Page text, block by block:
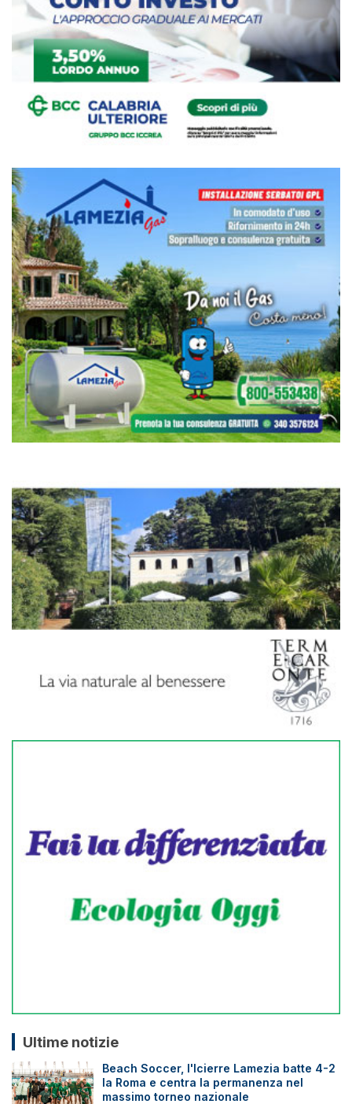
Ultime notizie
Beach Soccer, l'Icierre Lamezia batte 4-2
la Roma e centra la permanenza nel
massimo torneo nazionale